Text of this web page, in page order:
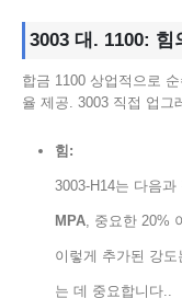
3003 대. 1100: 힘
합금 1100 상업적으로
율 제공. 3003 직접 업그
힘:
3003-H14는 다음
MPA, 중요한 20%
이렇게 추가된 강
는 데 중요합니다..